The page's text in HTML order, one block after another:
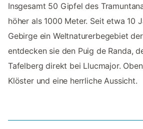
Insgesamt 50 Gipfel des
höher als 1000 Meter. Seit etwa 10
Gebirge ein Weltnaturerbegebiet
entdecken sie den Puig de Randa,
Tafelberg direkt bei Llucmajor.
Klöster und eine herrliche Aussicht.